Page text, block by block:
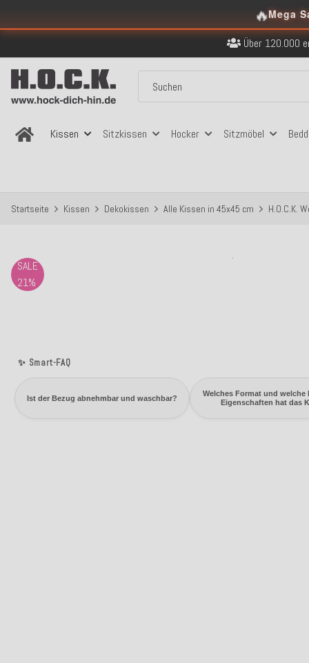
🔥Mega
Kostenloser Versand
Über 120.000
Sicher
Kostenloser Versand
Kissen
Sitzkissen Hocker Sitzmöbel
Startseite Kissen Dekokissen Alle Kissen in 45x45 cm H.O.C.K.
SALE
21%
✨ Smart-FAQ
Ist der Bezug abnehmbar und waschbar?
Welches Format und welche
Eigenschaften hat das